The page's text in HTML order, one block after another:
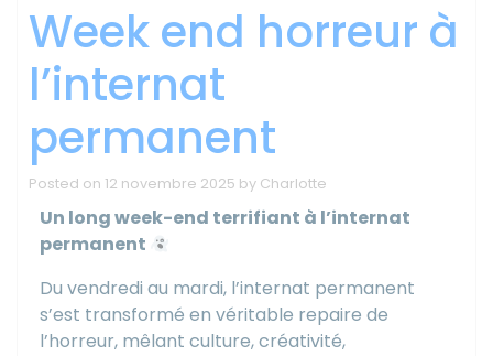
Week end horreur à
l’internat
permanent
Posted on 12 novembre 2025 by Charlotte
Un long week-end terrifiant à l’internat
permanent
Du vendredi au mardi, l’internat permanent
s’est transformé en véritable repaire de
l’horreur, mêlant culture, créativité,